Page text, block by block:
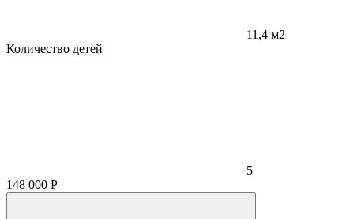
11,4 м2
Количество детей
5
148 000 Р